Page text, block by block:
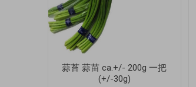
蒜苔 蒜苗 ca.+/- 200g 一把
(+/-30g)